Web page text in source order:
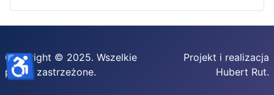
Copyright © 2025. Wszelkie
prawa zastrzeżone.
Projekt i realizacja
Hubert Rut.